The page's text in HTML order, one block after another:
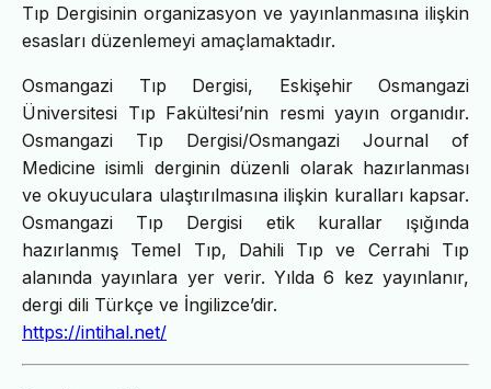
Tıp Dergisinin organizasyon ve yayınlanmasına ilişkin
esasları düzenlemeyi amaçlamaktadır.
Osmangazi Tıp Dergisi, Eskişehir Osmangazi
Üniversitesi Tıp Fakültesi’nin resmi yayın organıdır.
Osmangazi Tıp Dergisi/Osmangazi Journal of
Medicine isimli derginin düzenli olarak hazırlanması
ve okuyuculara ulaştırılmasına ilişkin kuralları kapsar.
Osmangazi Tıp Dergisi etik kurallar ışığında
hazırlanmış Temel Tıp, Dahili Tıp ve Cerrahi Tıp
alanında yayınlara yer verir. Yılda 6 kez yayınlanır,
dergi dili Türkçe ve İngilizce’dir.
https://intihal.net/